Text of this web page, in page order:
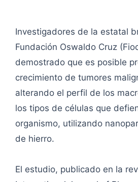
Investigadores de la estatal
Fundación Oswaldo Cruz
demostrado que es posible
crecimiento de tumores
alterando el perfil de los
los tipos de células que
organismo, utilizando
de hierro.
El estudio, publicado en la